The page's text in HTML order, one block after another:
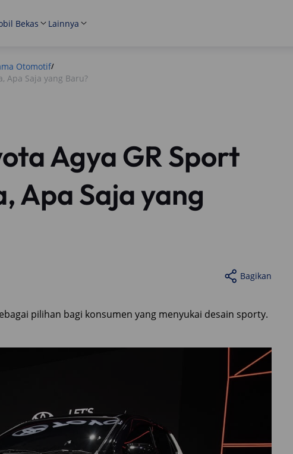
Bekas Lainnya
Otomotif/
Apa Saja yang Baru?
Agya GR Sport
Apa Saja yang
Bagikan
pilihan bagi konsumen yang menyukai desain sporty.